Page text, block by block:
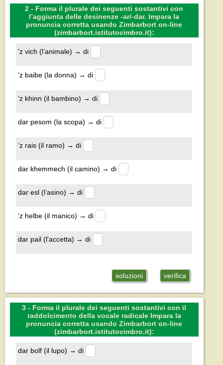
2 - Forma il plurale dei seguenti sostantivi con
l’aggiunta delle desinenze -ar/-dar. Impara la
pronuncia corretta usando Zimbarbort on-line
(zimbarbort.istitutocimbro.it):
’z vich (l’animale) → di
’z baibe (la donna) → di
’z khinn (il bambino) → di
dar pesom (la scopa) → di
’z rais (il ramo) → di
dar khemmech (il camino) → di
dar esl (l’asino) → di
‘z helbe (il manico) → di
dar pail (l'accetta) → di
soluzioni verifica
3 - Forma il plurale dei seguenti sostantivi con il
raddolcimento della vocale radicale Impara la
pronuncia corretta usando Zimbarbort on-line
(zimbarbort.istitutocimbro.it):
dar bolf (il lupo) → di